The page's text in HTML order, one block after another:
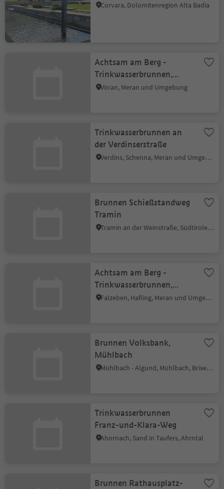
Corvara, Dolomitenregion Alta Badia
Achtsam am Berg -
Trinkwasserbrunnen,
Vöran Dorfplatz
Vöran, Meran und Umgebung
Trinkwasserbrunnen an
der Verdinserstraße
Verdins, Schenna, Meran und Umgebung
Brunnen Schießstandweg
Tramin
Tramin an der Weinstraße, Südtiroler Weinstraße
Achtsam am Berg -
Trinkwasserbrunnen,
Oswald Reservoir
Falzeben, Hafling, Meran und Umgebung
Brunnen Volksbank,
Mühlbach
Mühlbach - Algund, Mühlbach, Brixen und Umgebung
Trinkwasserbrunnen
Franz-und-Klara-Weg
Ahornach, Sand in Taufers, Ahrntal
Brunnen Rathausplatz-